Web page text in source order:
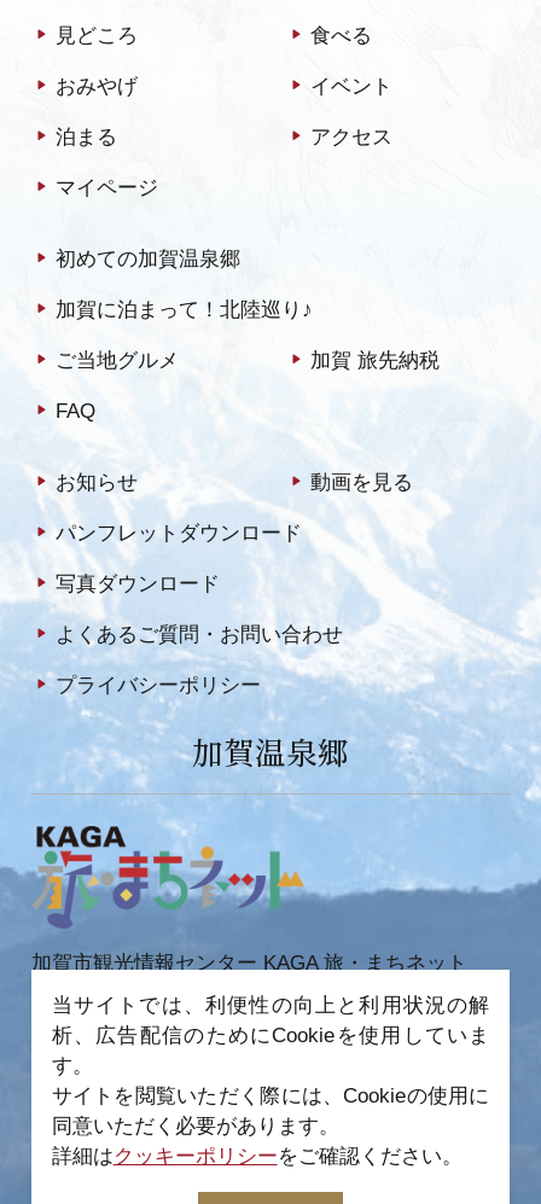
見どころ 食べる
おみやげ イベント
泊まる アクセス
マイページ
初めての加賀温泉郷
加賀に泊まって！北陸巡り♪
ご当地グルメ 加賀 旅先納税
FAQ
お知らせ 動画を見る
パンフレットダウンロード
写真ダウンロード
よくあるご質問・お問い合わせ
プライバシーポリシー
加賀温泉郷
加賀市観光情報センター KAGA 旅・まちネット
〒922-0423
石川県加賀市作見町ヲ6-2 JR 加賀温泉駅内
TEL 0761-72-6678
当サイトでは、利便性の向上と利用状況の解
析、広告配信のためにCookieを使用していま
す。
サイトを閲覧いただく際には、Cookieの使用に
同意いただく必要があります。
詳細はクッキーポリシーをご確認ください。